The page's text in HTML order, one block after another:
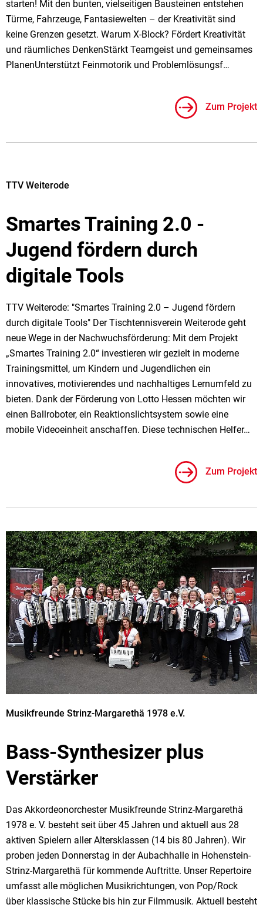
starten! Mit den bunten, vielseitigen Bausteinen entstehen
Türme, Fahrzeuge, Fantasiewelten – der Kreativität sind
keine Grenzen gesetzt. Warum X-Block? Fördert Kreativität
und räumliches DenkenStärkt Teamgeist und gemeinsames
PlanenUnterstützt Feinmotorik und Problemlösungsf…
Zum Projekt
Smartes Training 2.0 -
Jugend fördern durch
digitale Tools
TTV Weiterode
TTV Weiterode: "Smartes Training 2.0 – Jugend fördern
durch digitale Tools" Der Tischtennisverein Weiterode geht
neue Wege in der Nachwuchsförderung: Mit dem Projekt
„Smartes Training 2.0“ investieren wir gezielt in moderne
Trainingsmittel, um Kindern und Jugendlichen ein
innovatives, motivierendes und nachhaltiges Lernumfeld zu
bieten. Dank der Förderung von Lotto Hessen möchten wir
einen Ballroboter, ein Reaktionslichtsystem sowie eine
mobile Videoeinheit anschaffen. Diese technischen Helfer…
Zum Projekt
Bass-Synthesizer plus
Verstärker
Musikfreunde Strinz-Margarethä 1978 e.V.
Das Akkordeonorchester Musikfreunde Strinz-Margarethä
1978 e. V. besteht seit über 45 Jahren und aktuell aus 28
aktiven Spielern aller Altersklassen (14 bis 80 Jahren). Wir
proben jeden Donnerstag in der Aubachhalle in Hohenstein-
Strinz-Margarethä für kommende Auftritte. Unser Repertoire
umfasst alle möglichen Musikrichtungen, von Pop/Rock
über klassische Stücke bis hin zur Filmmusik. Aktuell besteht